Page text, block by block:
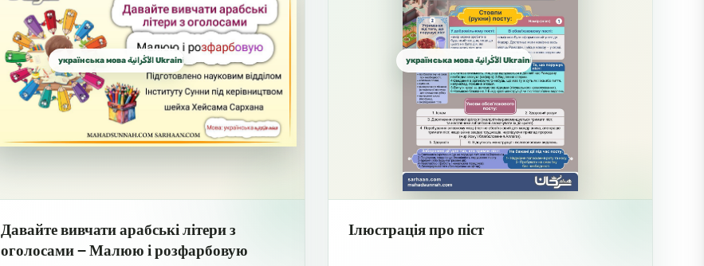
українська мова الأُكْرانية Ukrainian الأوكرانية
Давайте вивчати арабські літери з
оголосами – Малюю і розфарбовую
українська мова الأُكْرانية Ukrainian الأوكرانية
Ілюстрація про піст